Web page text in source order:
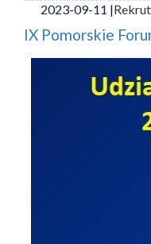
2023-09-11 |
IX Pomorskie